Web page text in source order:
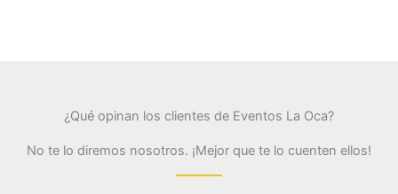
¿Qué opinan los clientes de Eventos La Oca?
No te lo diremos nosotros. ¡Mejor que te lo cuenten ellos!